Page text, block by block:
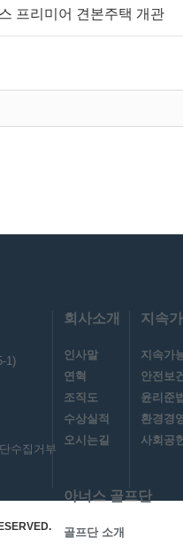
프리미어 견본주택 개관
1)
수집거부
회사소개
인사말
연혁
조직도
수상실적
오시는길
지속
지속가
안전보
윤리준
환경경
사회공
아너스 골프단
골프단 소개